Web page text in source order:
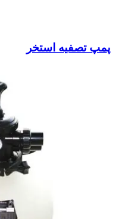
پمپ تصفیه استخر